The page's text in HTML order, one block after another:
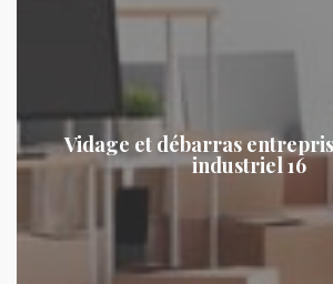
Vidage et débarras
industriel 16